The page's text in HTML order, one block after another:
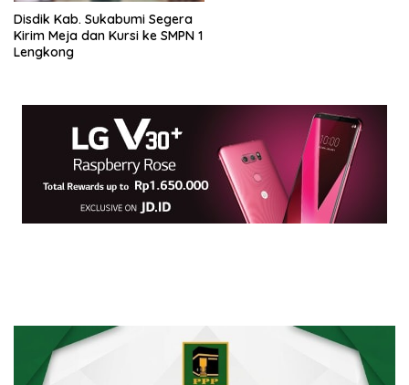
Disdik Kab. Sukabumi Segera
Kirim Meja dan Kursi ke SMPN 1
Lengkong